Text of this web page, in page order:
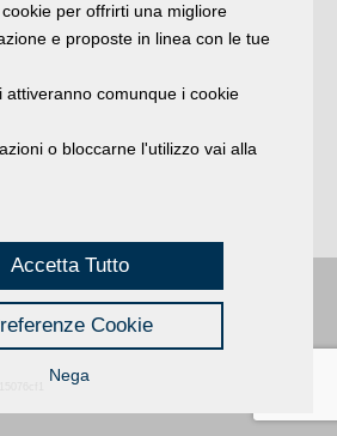
Sono 2.500 gli ettari
e Coriano, 118 le aziende
(con danni stimati tra
della produzione) da
il 24 giugno scorso.
sono risultati
ma del nubifragio hanno
e produzione di cereali.
testata registrata presso il Tribunale di Rimini
/28/02/2012| © 2024 buongiornoRimini
Privacy | Credits
per offrirti una migliore
e proposte in linea con le tue
attiveranno comunque i cookie
o bloccarne l'utilizzo vai alla
Accetta Tutto
Cookie
Nega